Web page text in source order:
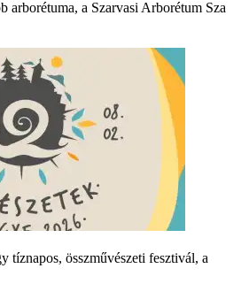
arborétuma, a Szarvasi Arborétum Sza
tíznapos, összművészeti fesztivál, a